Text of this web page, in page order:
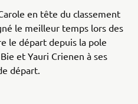
en tête du classement
le meilleur temps lors des
le départ depuis la pole
et Yauri Crienen à ses
départ.